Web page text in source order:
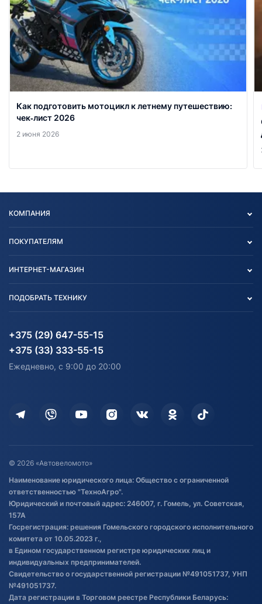
Как подготовить мотоцикл к летнему путешествию:
чек‑лист 2026
2 июня 2026
КОМПАНИЯ
Блог
Карта сайта
ПОКУПАТЕЛЯМ
Согласие на обработку
Информация до получения
согласия на обработку
Доставка
Дополнительные услуги
Оставить отзыв
Договор публичной оферты
Обработка файлов cookie
Постановка транспорта на учет
Обновления в ЭПТС 2024
ИНТЕРНЕТ-МАГАЗИН
Агротехника
Водный транспорт
Электротранспорт
Здоровье
ПОДОБРАТЬ ТЕХНИКУ
Агротехника
Электротранспорт
+375 (29) 647-55-15
+375 (33) 333-55-15
Ежедневно, с 9:00 до 20:00
© 2026 «Автовеломото»
Наименование юридического лица: Общество с ограниченной
ответственностью "ТехноАгро".
Юридический и почтовый адрес: 246007, г. Гомель, ул. Советская,
157А
Госрегистрация: решения Гомельского городского исполнительного
комитета от 10.05.2023 г.,
в Едином государственном регистре юридических лиц и
индивидуальных предпринимателей.
Свидетельство о государственной регистрации №491051737, УНП
№491051737.
Дата регистрации в Торговом реестре Республики Беларусь: